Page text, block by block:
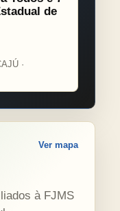
de
·
Ver mapa
à FJMS